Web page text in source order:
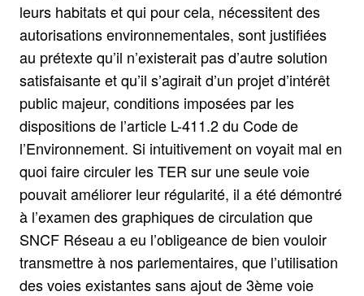
leurs habitats et qui pour cela, nécessitent des
autorisations environnementales, sont justifiées
au prétexte qu’il n’existerait pas d’autre solution
satisfaisante et qu’il s’agirait d’un projet d’intérêt
public majeur, conditions imposées par les
dispositions de l’article L-411.2 du Code de
l’Environnement. Si intuitivement on voyait mal en
quoi faire circuler les TER sur une seule voie
pouvait améliorer leur régularité, il a été démontré
à l’examen des graphiques de circulation que
SNCF Réseau a eu l’obligeance de bien vouloir
transmettre à nos parlementaires, que l’utilisation
des voies existantes sans ajout de 3ème voie